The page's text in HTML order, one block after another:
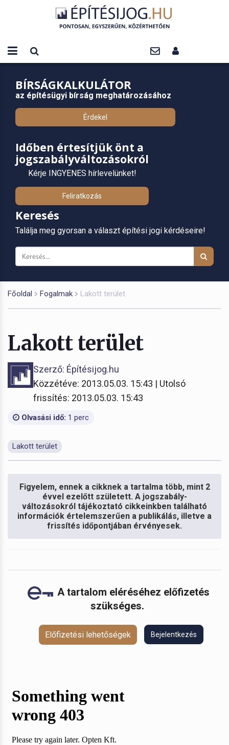
BÍRSÁGKALKULÁTOR
az építésügyi bírság meghatározásához
Érdekel
Időben értesítjük önt a
jogszabályváltozásokról
Kérje INGYENES hírlevelünket!
Feliratkozás
Keresés
Találja meg gyorsan a választ építési jogi kérdéseire!
Főoldal Fogalmak Lakott terület
Lakott terület
Szerző: Építésijog.hu
Közzétéve: 2013.05.03. 15:43 | Utolsó
frissítés: 2013.05.03. 15:43
Olvasási idő: 1 perc
Lakott terület
Figyelem, ennek a cikknek a tartalma több, mint 2
évvel ezelőtt született. A jogszabály-
változásokról tájékoztató cikkeinkben található
információk értelemszerűen a publikálás, illetve a
frissítés időpontjában érvényesek.
A tartalom eléréséhez előfizetés
szükséges.
Előfizetési lehetőségek Bejelentkezés